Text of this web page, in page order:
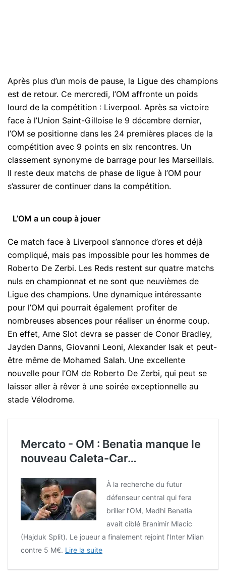
Après plus d’un mois de pause, la Ligue des champions
est de retour. Ce mercredi, l’OM affronte un poids
lourd de la compétition : Liverpool. Après sa victoire
face à l’Union Saint-Gilloise le 9 décembre dernier,
l’OM se positionne dans les 24 premières places de la
compétition avec 9 points en six rencontres. Un
classement synonyme de barrage pour les Marseillais.
Il reste deux matchs de phase de ligue à l’OM pour
s’assurer de continuer dans la compétition.
L’OM a un coup à jouer
Ce match face à Liverpool s’annonce d’ores et déjà
compliqué, mais pas impossible pour les hommes de
Roberto De Zerbi. Les Reds restent sur quatre matchs
nuls en championnat et ne sont que neuvièmes de
Ligue des champions. Une dynamique intéressante
pour l’OM qui pourrait également profiter de
nombreuses absences pour réaliser un énorme coup.
En effet, Arne Slot devra se passer de Conor Bradley,
Jayden Danns, Giovanni Leoni, Alexander Isak et peut-
être même de Mohamed Salah. Une excellente
nouvelle pour l’OM de Roberto De Zerbi, qui peut se
laisser aller à rêver à une soirée exceptionnelle au
stade Vélodrome.
Mercato - OM : Benatia manque le
nouveau Caleta-Car…
À la recherche du futur
défenseur central qui fera
briller l’OM, Medhi Benatia
avait ciblé Branimir Mlacic
(Hajduk Split). Le joueur a finalement rejoint l’Inter Milan
contre 5 M€. Lire la suite